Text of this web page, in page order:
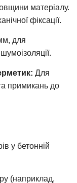
матеріалу.
фіксації.
для
Для
примикань до
у бетонній
(наприклад,